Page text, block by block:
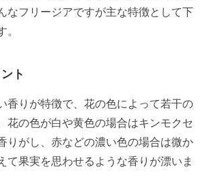
なフリージアですが主な特徴として下
。
ト
香りが特徴で、花の色によって若干の
花の色が白や黄色の場合はキンモクセ
りがし、赤などの濃い色の場合は微か
て果実を思わせるような香りが漂いま